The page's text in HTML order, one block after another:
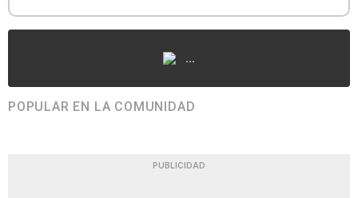
...
POPULAR EN LA COMUNIDAD
PUBLICIDAD